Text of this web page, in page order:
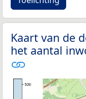
Kaart van de
het aantal